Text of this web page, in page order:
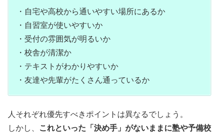
・自宅や高校から通いやすい場所にあるか
・自習室が使いやすいか
・受付の雰囲気が明るいか
・校舎が清潔か
・テキストがわかりやすいか
・友達や先輩がたくさん通っているか
人それぞれ優先すべきポイントは異なるでしょう。
しかし、
これといった「決め手」がないままに塾や予備校